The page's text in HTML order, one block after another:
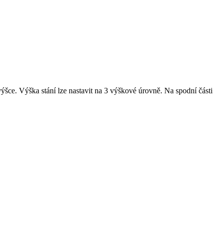
Výška stání lze nastavit na 3 výškové úrovně. Na spodní části